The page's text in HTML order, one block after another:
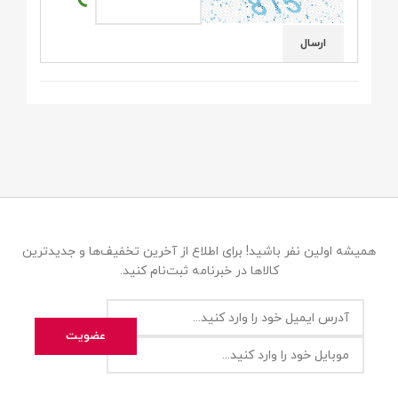
همیشه اولین نفر باشید! برای اطلاع از آخرین تخفیف‌ها و جدیدترین
کالاها در خبرنامه ثبت‌نام کنید.